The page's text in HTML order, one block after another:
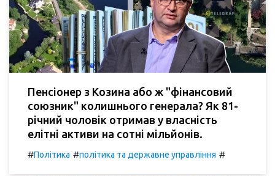
Пенсіонер з Козина або ж "фінансовий
союзник" колишнього генерала? Як 81-
річний чоловік отримав у власність
елітні активи на сотні мільйонів.
#Політика #політика та державне управління #